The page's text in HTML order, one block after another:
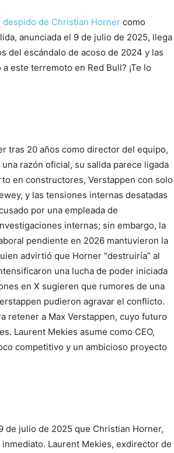
despido de Christian Horner como
anunciada el 9 de julio de 2025, llega
del escándalo de acoso de 2024 y las
este terremoto en Red Bull? ¡Te lo
tras 20 años como director del equipo,
razón oficial, su salida parece ligada
en constructores, Verstappen con solo
y las tensiones internas desatadas
por una empleada de
internas; sin embargo, la
pendiente en 2026 mantuvieron la
advirtió que Horner “destruiría” al
una lucha de poder iniciada
en X sugieren que rumores de una
pudieron agravar el conflicto.
retener a Max Verstappen, cuyo futuro
Laurent Mekies asume como CEO,
competitivo y un ambicioso proyecto
de julio de 2025 que Christian Horner,
Laurent Mekies, exdirector de